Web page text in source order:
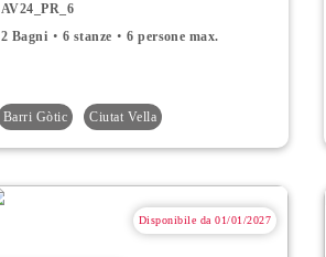
AV24_PR_6
2 Bagni
6 stanze 6 persone max.
Barri Gòtic Ciutat Vella
Disponibile da 01/01/2027